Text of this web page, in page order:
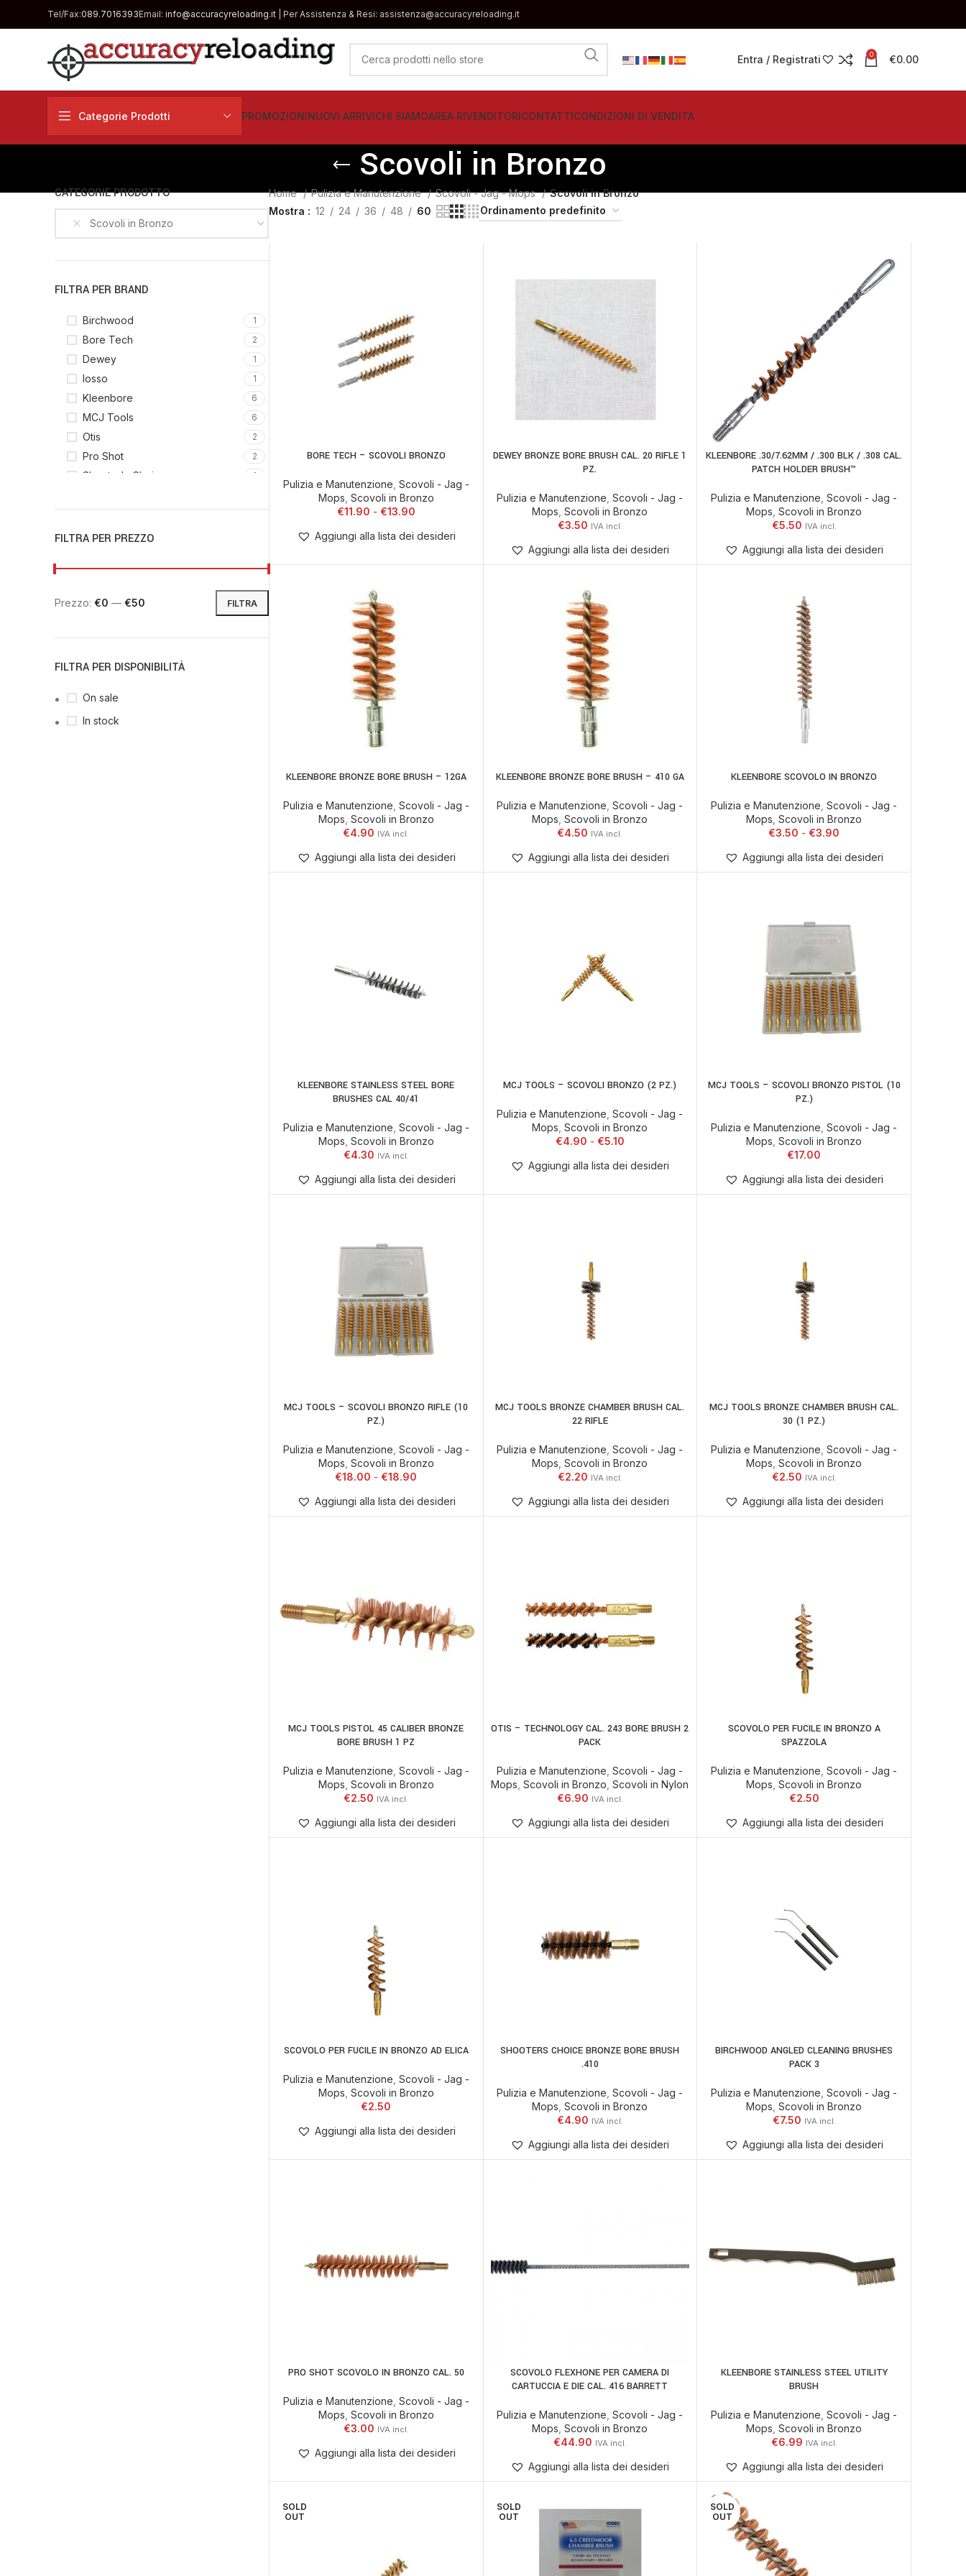
Tel/Fax:089.7016393Email: info@accuracyreloading.it | Per Assistenza & Resi: assistenza@accuracyreloading.it
Entra / Registrati 0 €0.00
Categorie Prodotti PROMOZIONINUOVI ARRIVICHI SIAMOAREA RIVENDITORICONTATTICONDIZIONI DI VENDITA
Scovoli in Bronzo
CATEGORIE PRODOTTO
Scovoli in Bronzo
FILTRA PER BRAND
Birchwood 1
Bore Tech 2
Dewey 1
Iosso 1
Kleenbore 6
MCJ Tools 6
Otis 2
Pro Shot 2
Shooter's Choice 1
FILTRA PER PREZZO
FILTRA
Prezzo: €0 — €50
FILTRA PER DISPONIBILITÀ
On sale
In stock
Home Pulizia e Manutenzione Scovoli - Jag - Mops
Scovoli in Bronzo
Mostra
12 24 36 48 60
SCEGLIBORE TECH – SCOVOLI BRONZO
Pulizia e Manutenzione Scovoli - Jag -
Mops Scovoli in Bronzo
€11.90 €13.90
Aggiungi alla lista dei desideri
AGGIUNGI AL CARRELLO
DEWEY BRONZE BORE BRUSH CAL. 20 RIFLE 1
PZ.
Pulizia e Manutenzione ,Scovoli - Jag -
Mops ,Scovoli in Bronzo
€3.50
Aggiungi alla lista dei desideri
AGGIUNGI AL CARRELLO
KLEENBORE .30/7.62MM / .300 BLK / .308 CAL.
PATCH HOLDER BRUSH™
Pulizia e Manutenzione ,Scovoli - Jag -
Mops ,Scovoli in Bronzo
€5.50
Aggiungi alla lista dei desideri
AGGIUNGI AL CARRELLO
KLEENBORE BRONZE BORE BRUSH – 12GA
Pulizia e Manutenzione Scovoli - Jag -
Mops Scovoli in Bronzo
€4.90
Aggiungi alla lista dei desideri
AGGIUNGI AL CARRELLO
KLEENBORE BRONZE BORE BRUSH – 410 GA
Pulizia e Manutenzione ,Scovoli - Jag -
Mops ,Scovoli in Bronzo
€4.50
Aggiungi alla lista dei desideri
SCEGLIKLEENBORE SCOVOLO IN BRONZO
Pulizia e Manutenzione ,Scovoli - Jag -
Mops ,Scovoli in Bronzo
€3.50 €3.90
Aggiungi alla lista dei desideri
AGGIUNGI AL CARRELLO
KLEENBORE STAINLESS STEEL BORE
BRUSHES CAL 40/41
Pulizia e Manutenzione Scovoli - Jag -
Mops Scovoli in Bronzo
€4.30
Aggiungi alla lista dei desideri
SCEGLI
MCJ TOOLS – SCOVOLI BRONZO (2 PZ.)
Pulizia e Manutenzione ,Scovoli - Jag -
Mops ,Scovoli in Bronzo
€4.90 €5.10
Aggiungi alla lista dei desideri
SCEGLI
MCJ TOOLS – SCOVOLI BRONZO PISTOL (10
PZ.)
Pulizia e Manutenzione ,Scovoli - Jag -
Mops ,Scovoli in Bronzo
€17.00
Aggiungi alla lista dei desideri
SCEGLI
MCJ TOOLS – SCOVOLI BRONZO RIFLE (10
PZ.)
Pulizia e Manutenzione Scovoli - Jag -
Mops Scovoli in Bronzo
€18.00 €18.90
Aggiungi alla lista dei desideri
AGGIUNGI AL CARRELLO
MCJ TOOLS BRONZE CHAMBER BRUSH CAL.
22 RIFLE
Pulizia e Manutenzione ,Scovoli - Jag -
Mops ,Scovoli in Bronzo
€2.20
Aggiungi alla lista dei desideri
AGGIUNGI AL CARRELLO
MCJ TOOLS BRONZE CHAMBER BRUSH CAL.
30 (1 PZ.)
Pulizia e Manutenzione ,Scovoli - Jag -
Mops ,Scovoli in Bronzo
€2.50
Aggiungi alla lista dei desideri
AGGIUNGI AL CARRELLO
MCJ TOOLS PISTOL 45 CALIBER BRONZE
BORE BRUSH 1 PZ
Pulizia e Manutenzione Scovoli - Jag -
Mops Scovoli in Bronzo
€2.50
Aggiungi alla lista dei desideri
AGGIUNGI AL CARRELLO
OTIS – TECHNOLOGY CAL. 243 BORE BRUSH 2
PACK
Pulizia e Manutenzione ,Scovoli - Jag -
Mops ,Scovoli in Bronzo ,Scovoli in Nylon
€6.90
Aggiungi alla lista dei desideri
SCEGLISCOVOLO PER FUCILE IN BRONZO A
SPAZZOLA
Pulizia e Manutenzione ,Scovoli - Jag -
Mops ,Scovoli in Bronzo
€2.50
Aggiungi alla lista dei desideri
SCEGLI
SCOVOLO PER FUCILE IN BRONZO AD ELICA
Pulizia e Manutenzione Scovoli - Jag -
Mops Scovoli in Bronzo
€2.50
Aggiungi alla lista dei desideri
AGGIUNGI AL CARRELLO
SHOOTERS CHOICE BRONZE BORE BRUSH
.410
Pulizia e Manutenzione ,Scovoli - Jag -
Mops ,Scovoli in Bronzo
€4.90
Aggiungi alla lista dei desideri
AGGIUNGI AL CARRELLO
BIRCHWOOD ANGLED CLEANING BRUSHES
PACK 3
Pulizia e Manutenzione ,Scovoli - Jag -
Mops ,Scovoli in Bronzo
€7.50
Aggiungi alla lista dei desideri
AGGIUNGI AL CARRELLO
PRO SHOT SCOVOLO IN BRONZO CAL. 50
Pulizia e Manutenzione Scovoli - Jag -
Mops Scovoli in Bronzo
€3.00
Aggiungi alla lista dei desideri
AGGIUNGI AL CARRELLO
SCOVOLO FLEXHONE PER CAMERA DI
CARTUCCIA E DIE CAL. 416 BARRETT
Pulizia e Manutenzione ,Scovoli - Jag -
Mops ,Scovoli in Bronzo
€44.90
Aggiungi alla lista dei desideri
AGGIUNGI AL CARRELLO
KLEENBORE STAINLESS STEEL UTILITY
BRUSH
Pulizia e Manutenzione ,Scovoli - Jag -
Mops ,Scovoli in Bronzo
€6.99
Aggiungi alla lista dei desideri
SOLD
OUT
SOLD
OUT
SOLD
OUT